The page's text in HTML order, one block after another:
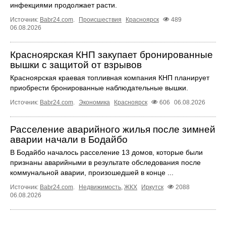
инфекциями продолжает расти.
Источник: Babr24.com. Происшествия Красноярск
489
06.08.2026
Красноярская КНП закупает бронированные
вышки с защитой от взрывов
Красноярская краевая топливная компания КНП планирует
приобрести бронированные наблюдательные вышки.
Источник: Babr24.com. Экономика Красноярск 606 06.08.2026
Расселение аварийного жилья после зимней
аварии начали в Бодайбо
В Бодайбо началось расселение 13 домов, которые были
признаны аварийными в результате обследования после
коммунальной аварии, произошедшей в конце ...
Источник: Babr24.com. Недвижимость, ЖКХ Иркутск
2088
06.08.2026